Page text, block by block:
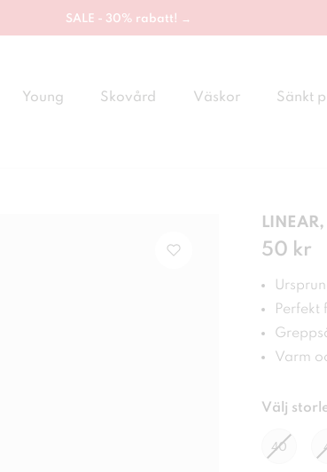
SALE - 30% rabatt! →
Young Skovård Väskor Sänkt
Pris :50
50 kr
Perfekt
Varm
Välj
40